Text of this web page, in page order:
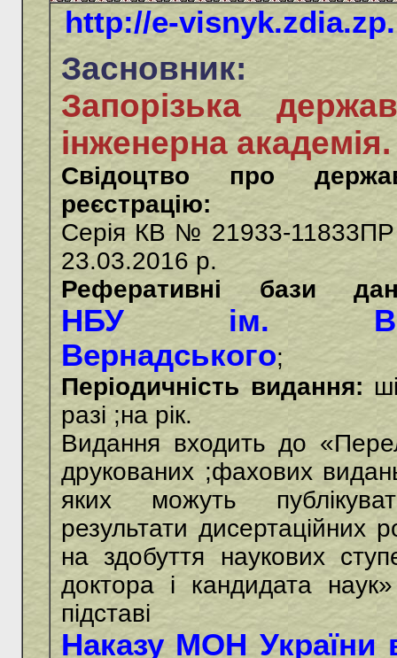
http://e-
Засновник:
Запорізька
інженерна академія.
Свідоцтво про
реєстрацію:
Серія КВ № 21933-11833ПР
23.03.2016 р.
Реферативні бази
НБУ ім.
Вернадського;
Періодичність видання:
разі ;на рік.
Видання входить до
друкованих ;фахових
яких можуть
результати дисертаційних
на здобуття наукових
доктора і кандидата
підставі
Наказу МОН України